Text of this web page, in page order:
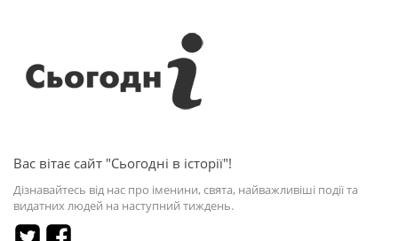
Вас вітає сайт "Сьогодні в історії"!
Дізнавайтесь від нас про іменини, свята, найважливіші події та
видатних людей на наступний тиждень.